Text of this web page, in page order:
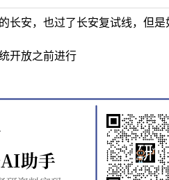
长安，也过了长安复试线，但
开放之前进行